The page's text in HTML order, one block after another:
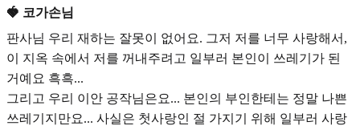
🍓 코가손님
판사님 우리 재하는 잘못이 없어요. 그저 저를 너무 사랑해서,
이 지옥 속에서 저를 꺼내주려고 일부러 본인이 쓰레기가 된
거예요 흑흑...
그리고 우리 이안 공작님은요... 본인의 부인한테는 정말 나쁜
쓰레기지만요... 사실은 첫사랑인 절 가지기 위해 일부러 사랑